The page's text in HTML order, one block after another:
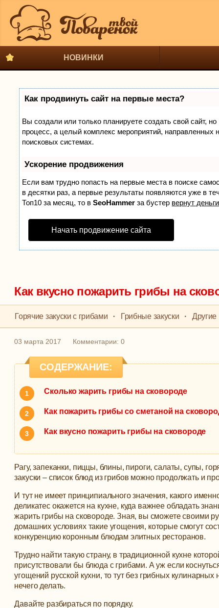
НОВИНКИ
Как продвинуть сайт на первые места?
Вы создали или только планируете создать свой сайт,
процесс, а целый комплекс мероприятий, направленных
поисковых системах.
Ускорение продвижения
Если вам трудно попасть на первые места в поиске
в десятки раз, а первые результаты появляются уже в
Топ10 за месяц, то вSeoHammer за бустер вернут
Начать продвижение сайта
Как вкусно пожарить грибы на
Горячие закуски с грибами · Грибные закуски · Другие
03 марта 2017 Комментарии: 0
СОДЕРЖАНИЕ:
Сколько жарить грибы на сковороде
Как пожарить грибы со сметаной на
Как вкусно пожарить грибы на сковороде
Рагу, запеканки, пиццы, блины, пироги, салаты, супы,
закуски – список блюд из грибов можно продолжать и
И тут не имеет принципиального значения, какого
деликатес окажется на кухне, куда важнее обладать
жарить грибы на сковороде.Зная, вы сможете своими
домашних условиях такие угощения, которые смогут
конкуренцию коронным блюдам элитных ресторанов.
Трудно найти такую страну, в традиционной кухне
присутствовали бы блюда с грибами. А уж если
угощений русской кухни, то тут без грибных кулинарных
нечего делать.
Давайте разбираться по порядку.